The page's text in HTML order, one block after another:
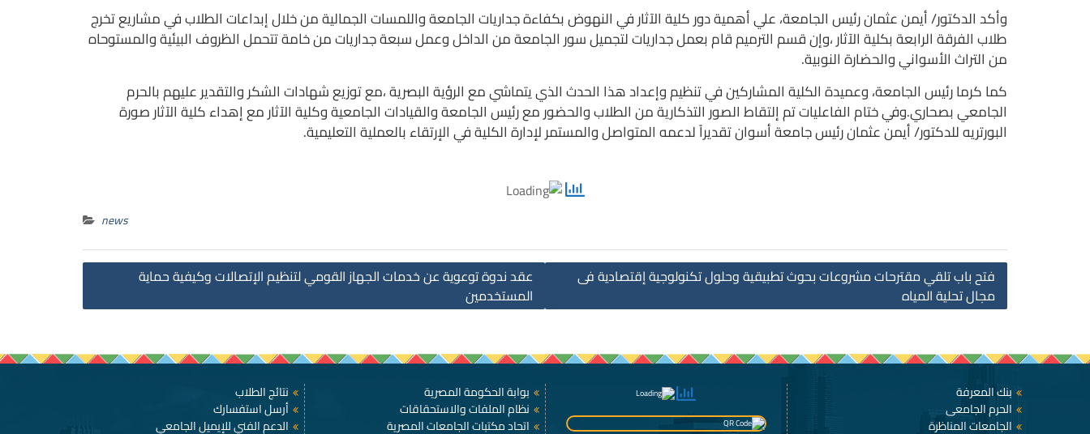
وأكد الدكتور/ أيمن عثمان رئيس الجامعة، علي أهمية دور كلية الآثار في النهوض بكفاءة جداريات الجامعة واللمسات الجمالية من خلال إبداعات الطلاب في مشاريع تخرج
طلاب الفرقة الرابعة بكلية الآثار ،وإن قسم الترميم قام بعمل جداريات لتجميل سور الجامعة من الداخل وعمل سبعة جداريات من خامة تتحمل الظروف البيئية والمستوحاه
من التراث الأسواني والحضارة النوبية.
كما كرما رئيس الجامعة، وعميدة الكلية المشاركين في تنظيم وإعداد هذا الحدث الذي يتماشي مع الرؤية البصرية ،مع توزيع شهادات الشكر والتقدير عليهم بالحرم
الجامعي بصحاري.وفي ختام الفاعليات تم إلتقاط الصور التذكارية من الطلاب والحضور مع رئيس الجامعة والقيادات الجامعية وكلية الآثار مع إهداء كلية الآثار صورة
البورتريه للدكتور/ أيمن عثمان رئيس جامعة أسوان تقديراً لدعمه المتواصل والمستمر لإدارة الكلية في الإرتقاء بالعملية التعليمية.
news
عقد ندوة توعوية عن خدمات الجهاز القومي لتنظيم الإتصالات وكيفية حماية
المستخدمين
فتح باب تلقي مقترحات مشروعات بحوث تطبيقية وحلول تكنولوجية إقتصادية فى
مجال تحلية المياه
نتائج الطلاب
أرسل استفسارك
الدعم الفني للإيميل الجامعي
بوابة الحكومة المصرية
نظام الملفات والاستحقاقات
اتحاد مكتبات الجامعات المصرية
بنك المعرفة
الحرم الجامعى
الجامعات المناظرة